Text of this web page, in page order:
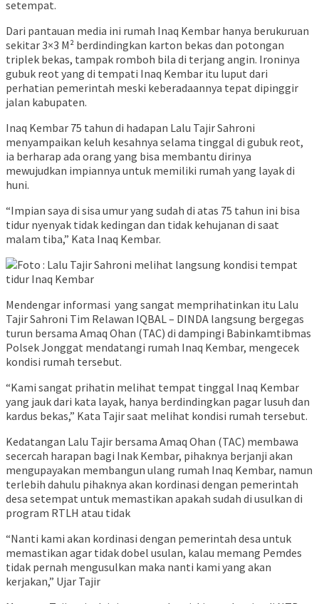
setempat.
Dari pantauan media ini rumah Inaq Kembar hanya berukuruan
sekitar 3×3 M² berdindingkan karton bekas dan potongan
triplek bekas, tampak romboh bila di terjang angin. Ironinya
gubuk reot yang di tempati Inaq Kembar itu luput dari
perhatian pemerintah meski keberadaannya tepat dipinggir
jalan kabupaten.
Inaq Kembar 75 tahun di hadapan Lalu Tajir Sahroni
menyampaikan keluh kesahnya selama tinggal di gubuk reot,
ia berharap ada orang yang bisa membantu dirinya
mewujudkan impiannya untuk memiliki rumah yang layak di
huni.
“Impian saya di sisa umur yang sudah di atas 75 tahun ini bisa
tidur nyenyak tidak kedingan dan tidak kehujanan di saat
malam tiba,” Kata Inaq Kembar.
Mendengar informasi yang sangat memprihatinkan itu Lalu
Tajir Sahroni Tim Relawan IQBAL – DINDA langsung bergegas
turun bersama Amaq Ohan (TAC) di dampingi Babinkamtibmas
Polsek Jonggat mendatangi rumah Inaq Kembar, mengecek
kondisi rumah tersebut.
“Kami sangat prihatin melihat tempat tinggal Inaq Kembar
yang jauk dari kata layak, hanya berdindingkan pagar lusuh dan
kardus bekas,” Kata Tajir saat melihat kondisi rumah tersebut.
Kedatangan Lalu Tajir bersama Amaq Ohan (TAC) membawa
secercah harapan bagi Inak Kembar, pihaknya berjanji akan
mengupayakan membangun ulang rumah Inaq Kembar, namun
terlebih dahulu pihaknya akan kordinasi dengan pemerintah
desa setempat untuk memastikan apakah sudah di usulkan di
program RTLH atau tidak
“Nanti kami akan kordinasi dengan pemerintah desa untuk
memastikan agar tidak dobel usulan, kalau memang Pemdes
tidak pernah mengusulkan maka nanti kami yang akan
kerjakan,” Ujar Tajir